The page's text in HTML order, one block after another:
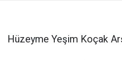
Hüzeyme Yeşim Koçak